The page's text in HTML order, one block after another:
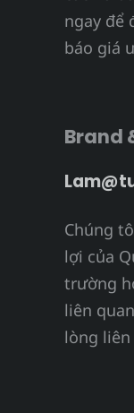
ngay để
báo giá
Brand
Chúng
lợi của
trường
liên
lòng